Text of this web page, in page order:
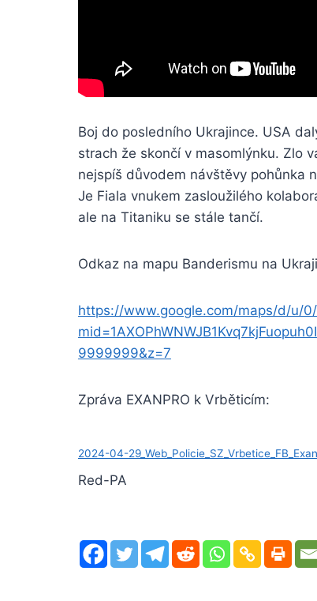
Boj do posledního Ukrajince. USA
strach že skončí v masomlýnku. Zlo
nejspíš důvodem návštěvy pohůnka
Je Fiala vnukem zasloužilého
ale na Titaniku se stále tančí.
Odkaz na mapu Banderismu na
https://www.google.com/maps/d/u/
9999999&z=7
Zpráva EXANPRO k Vrběticím:
2024-04-
Red-PA